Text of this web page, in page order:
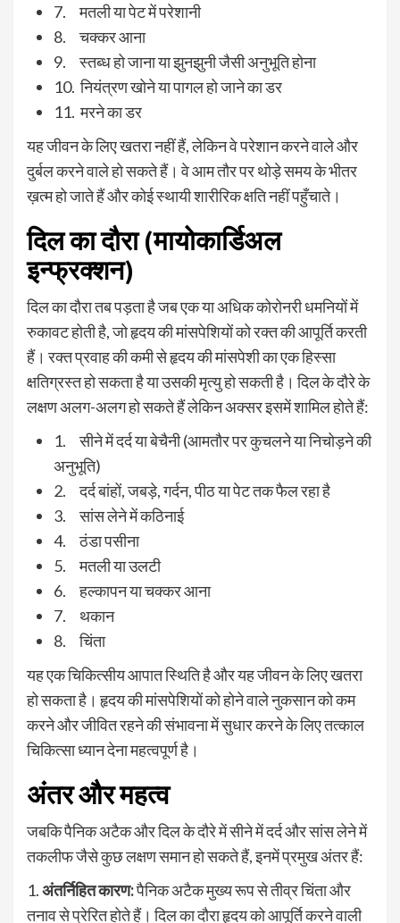
7. मतली या पेट में परेशानी
8. चक्कर आना
9. स्तब्ध हो जाना या झुनझुनी जैसी अनुभूति होना
10. नियंत्रण खोने या पागल हो जाने का डर
11. मरने का डर
यह जीवन के लिए खतरा नहीं हैं, लेकिन वे परेशान करने वाले और
दुर्बल करने वाले हो सकते हैं। वे आम तौर पर थोड़े समय के भीतर
ख़त्म हो जाते हैं और कोई स्थायी शारीरिक क्षति नहीं पहुँचाते।
दिल का दौरा (मायोकार्डिअल
इन्फ्रक्शन)
दिल का दौरा तब पड़ता है जब एक या अधिक कोरोनरी धमनियों में
रुकावट होती है, जो हृदय की मांसपेशियों को रक्त की आपूर्ति करती
हैं। रक्त प्रवाह की कमी से हृदय की मांसपेशी का एक हिस्सा
क्षतिग्रस्त हो सकता है या उसकी मृत्यु हो सकती है। दिल के दौरे के
लक्षण अलग-अलग हो सकते हैं लेकिन अक्सर इसमें शामिल होते हैं:
1. सीने में दर्द या बेचैनी (आमतौर पर कुचलने या निचोड़ने की
अनुभूति)
2. दर्द बांहों, जबड़े, गर्दन, पीठ या पेट तक फैल रहा है
3. सांस लेने में कठिनाई
4. ठंडा पसीना
5. मतली या उलटी
6. हल्कापन या चक्कर आना
7. थकान
8. चिंता
यह एक चिकित्सीय आपात स्थिति है और यह जीवन के लिए खतरा
हो सकता है। हृदय की मांसपेशियों को होने वाले नुकसान को कम
करने और जीवित रहने की संभावना में सुधार करने के लिए तत्काल
चिकित्सा ध्यान देना महत्वपूर्ण है।
अंतर और महत्व
जबकि पैनिक अटैक और दिल के दौरे में सीने में दर्द और सांस लेने में
तकलीफ जैसे कुछ लक्षण समान हो सकते हैं, इनमें प्रमुख अंतर हैं:
1.अंतर्निहित कारण:पैनिक अटैक मुख्य रूप से तीव्र चिंता और
तनाव से प्रेरित होते हैं। दिल का दौरा हृदय को आपूर्ति करने वाली